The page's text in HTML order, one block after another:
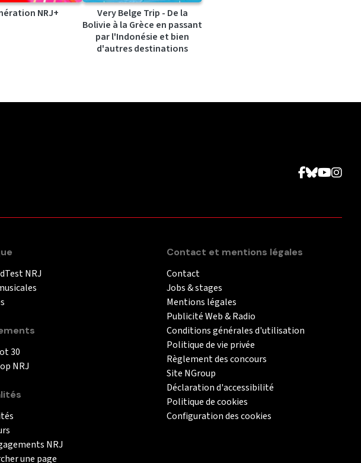
NRJ+
Very Belge Trip - De la
Bolivie à la Grèce en passant
par l'Indonésie et bien
d'autres destinations
NRJ
30
NRJ
NRJ
une page
Contact et mentions légales
Contact
Jobs & stages
Mentions légales
Publicité Web & Radio
Conditions générales d'utilisation
Politique de vie privée
Règlement des concours
Site NGroup
Déclaration d'accessibilité
Politique de cookies
Configuration des cookies